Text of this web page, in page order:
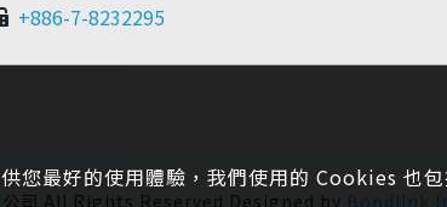
+886-7-8232295
司 All Rights Reserved.Designed by Bondlink
您最好的使用體驗，我們使用的 Cookies 也